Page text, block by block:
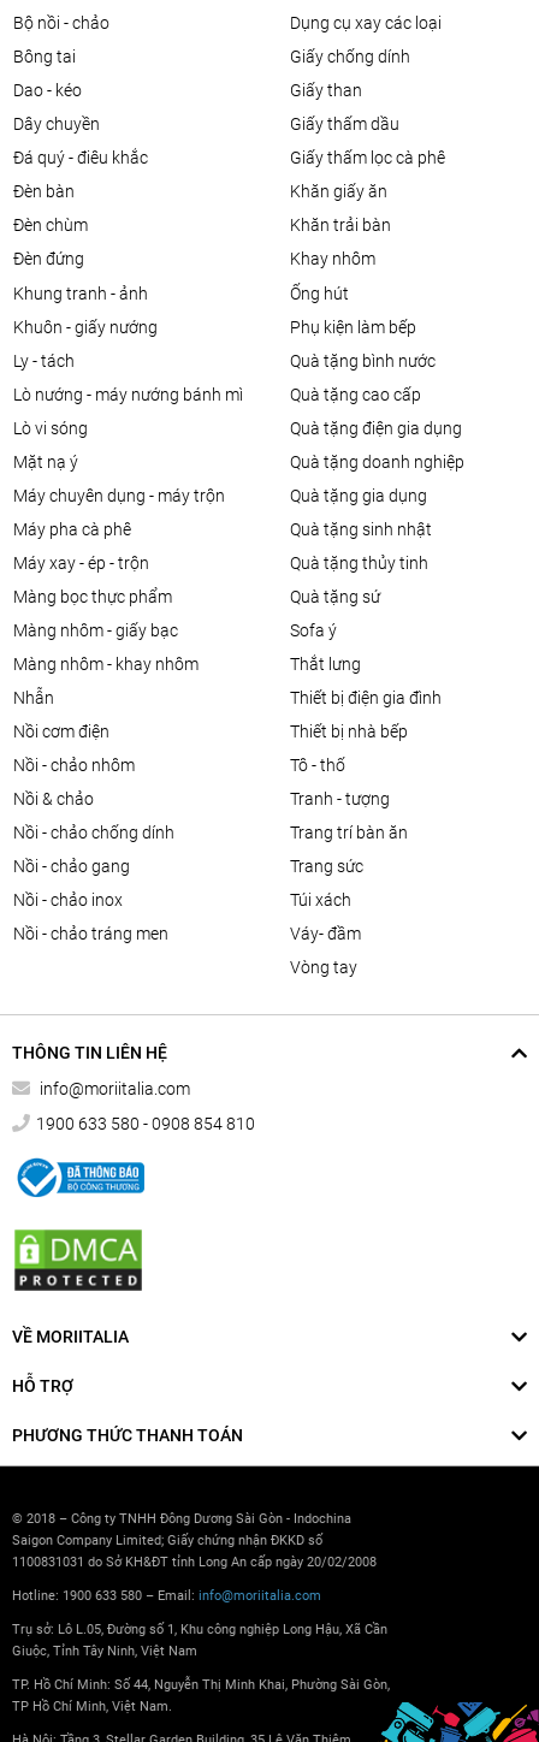
bộ nồi - chảo
bông tai
dao - kéo
dây chuyền
đá quý - điêu khắc
đèn bàn
đèn chùm
đèn đứng
dụng cụ xay các loại
giấy chống dính
giấy than
giấy thấm dầu
giấy thấm lọc cà phê
khăn giấy ăn
khăn trải bàn
khay nhôm
khung tranh - ảnh
khuôn - giấy nướng
ly - tách
lò nướng - máy nướng bánh mì
lò vi sóng
mặt nạ ý
máy chuyên dụng - máy trộn
máy pha cà phê
máy xay - ép - trộn
màng bọc thực phẩm
màng nhôm - giấy bạc
màng nhôm - khay nhôm
nhẫn
nồi cơm điện
nồi - chảo nhôm
nồi & chảo
nồi - chảo chống dính
nồi - chảo gang
nồi - chảo inox
nồi - chảo tráng men
ống hút
phụ kiện làm bếp
quà tặng bình nước
quà tặng cao cấp
quà tặng điện gia dụng
quà tặng doanh nghiệp
quà tặng gia dụng
quà tặng sinh nhật
quà tặng thủy tinh
quà tặng sứ
sofa ý
thắt lưng
thiết bị điện gia đình
thiết bị nhà bếp
tô - thố
tranh - tượng
trang trí bàn ăn
trang sức
túi xách
váy- đầm
vòng tay
THÔNG TIN LIÊN HỆ
info@moriitalia.com
1900 633 580 - 0908 854 810
VỀ MORIITALIA
HỖ TRỢ
PHƯƠNG THỨC THANH TOÁN
© 2018 – Công ty TNHH Đông Dương Sài Gòn - Indochina
Saigon Company Limited; Giấy chứng nhận ĐKKD số
1100831031 do Sở KH&ĐT tỉnh Long An cấp ngày 20/02/2008
Hotline: 1900 633 580 – Email: info@moriitalia.com
Trụ sở: Lô L.05, Đường số 1, Khu công nghiệp Long Hậu, Xã Cần
Giuộc, Tỉnh Tây Ninh, Việt Nam
TP. Hồ Chí Minh: Số 44, Nguyễn Thị Minh Khai, Phường Sài Gòn,
TP Hồ Chí Minh, Việt Nam.